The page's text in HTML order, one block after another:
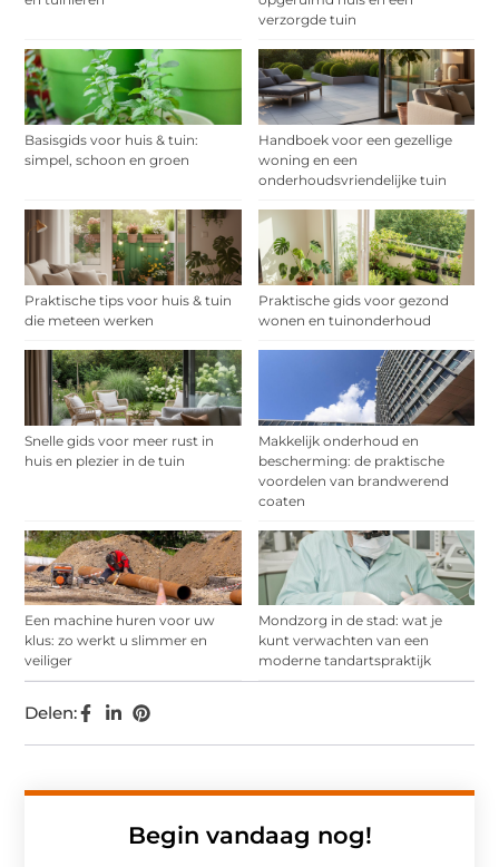
verzorgde tuin
Basisgids voor huis & tuin:
simpel, schoon en groen
Handboek voor een gezellige
woning en een
onderhoudsvriendelijke tuin
Praktische tips voor huis & tuin
die meteen werken
Praktische gids voor gezond
wonen en tuinonderhoud
Snelle gids voor meer rust in
huis en plezier in de tuin
Makkelijk onderhoud en
bescherming: de praktische
voordelen van brandwerend
coaten
Een machine huren voor uw
klus: zo werkt u slimmer en
veiliger
Mondzorg in de stad: wat je
kunt verwachten van een
moderne tandartspraktijk
Begin vandaag nog!
Delen: